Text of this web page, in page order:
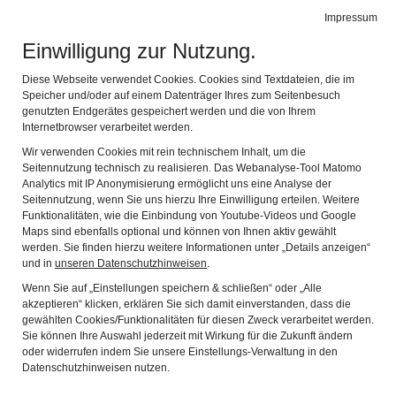
Impressum
Einwilligung zur Nutzung.
Diese Webseite verwendet Cookies. Cookies sind Textdateien, die im
Speicher und/oder auf einem Datenträger Ihres zum Seitenbesuch
genutzten Endgerätes gespeichert werden und die von Ihrem
Internetbrowser verarbeitet werden.
Wir verwenden Cookies mit rein technischem Inhalt, um die
Seitennutzung technisch zu realisieren. Das Webanalyse-Tool Matomo
Analytics mit IP Anonymisierung ermöglicht uns eine Analyse der
Seitennutzung, wenn Sie uns hierzu Ihre Einwilligung erteilen. Weitere
Funktionalitäten, wie die Einbindung von Youtube-Videos und Google
Maps sind ebenfalls optional und können von Ihnen aktiv gewählt
werden. Sie finden hierzu weitere Informationen unter „Details anzeigen“
und in unseren Datenschutzhinweisen.
Wenn Sie auf „Einstellungen speichern & schließen“ oder „Alle
akzeptieren“ klicken, erklären Sie sich damit einverstanden, dass die
gewählten Cookies/Funktionalitäten für diesen Zweck verarbeitet werden.
Sie können Ihre Auswahl jederzeit mit Wirkung für die Zukunft ändern
oder widerrufen indem Sie unsere Einstellungs-Verwaltung in den
Datenschutzhinweisen nutzen.
DIE DAUERAUSSTELLUNG
"VERNUNFT FÜRS VOLK"
Die Dauerausstellung "Vernunft fürs Volk - Friedrich Eberhard
von Rochow im Aufbruch Preußens" ist die erste und einzige
Exposition zum Leben und Wirken von Friedrich Eberhard von
Rochow (1734-1805) überhaupt.
Im Jahr 2011 feierte das Rochow-Museum sein zehnjähriges
Bestehen. Aus diesem Anlass wurde die Dauerausstellung in
Teilen überarbeitet und am 20.08.2011 neu eröffnet. Die
Erkenntnisse der Rochow-Forschung aus den letzten zehn
Jahren wurden eingearbeitet. Die Teilerneuerung konnte durch
Mittel des Ministerium für Wissenschaft, Forschung und Kultur
des Landes Brandenburg, des Fördervereins Rochow-Museum